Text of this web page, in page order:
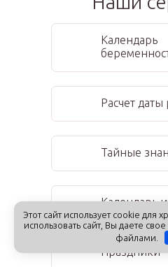
Календарь
Расчет даты
Тайные
Календарь
Праздники
Этот сайт использует cookie для
использовать сайт, Вы даете
файлами.